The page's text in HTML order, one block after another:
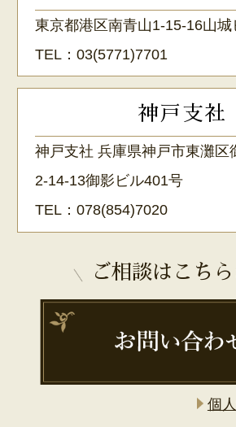
東京都港区南青山1-15-16山城
TEL：03(5771)7701
神戸支社
神戸支社 兵庫県神戸市東灘区
2-14-13御影ビル401号
TEL：078(854)7020
ご相談はこち
個